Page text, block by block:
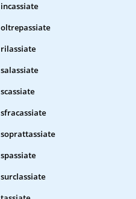
incassiate
oltrepassiate
rilassiate
salassiate
scassiate
sfracassiate
soprattassiate
spassiate
surclassiate